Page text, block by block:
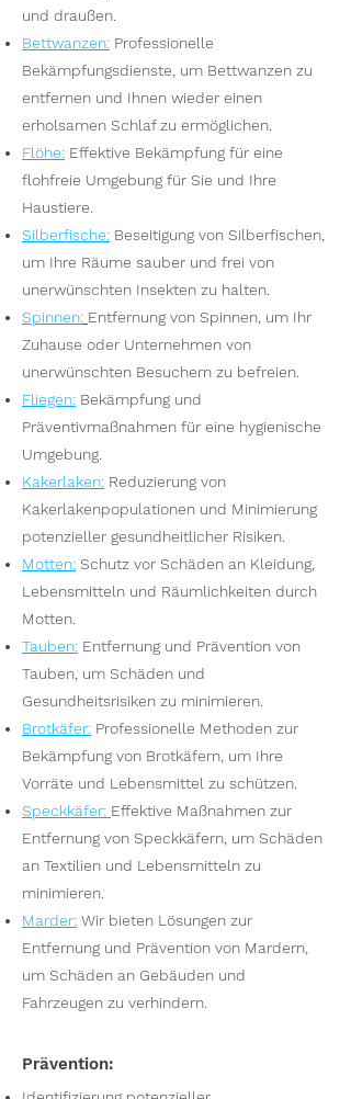
und draußen.
Bettwanzen: Professionelle
Bekämpfungsdienste, um Bettwanzen zu
entfernen und Ihnen wieder einen
erholsamen Schlaf zu ermöglichen.
Flöhe: Effektive Bekämpfung für eine
flohfreie Umgebung für Sie und Ihre
Haustiere.
Silberfische: Beseitigung von Silberfischen,
um Ihre Räume sauber und frei von
unerwünschten Insekten zu halten.
Spinnen: Entfernung von Spinnen, um Ihr
Zuhause oder Unternehmen von
unerwünschten Besuchern zu befreien.
Fliegen: Bekämpfung und
Präventivmaßnahmen für eine hygienische
Umgebung.
Kakerlaken: Reduzierung von
Kakerlakenpopulationen und Minimierung
potenzieller gesundheitlicher Risiken.
Motten: Schutz vor Schäden an Kleidung,
Lebensmitteln und Räumlichkeiten durch
Motten.
Tauben: Entfernung und Prävention von
Tauben, um Schäden und
Gesundheitsrisiken zu minimieren.
Brotkäfer: Professionelle Methoden zur
Bekämpfung von Brotkäfern, um Ihre
Vorräte und Lebensmittel zu schützen.
Speckkäfer: Effektive Maßnahmen zur
Entfernung von Speckkäfern, um Schäden
an Textilien und Lebensmitteln zu
minimieren.
Marder: Wir bieten Lösungen zur
Entfernung und Prävention von Mardern,
um Schäden an Gebäuden und
Fahrzeugen zu verhindern.
Prävention: